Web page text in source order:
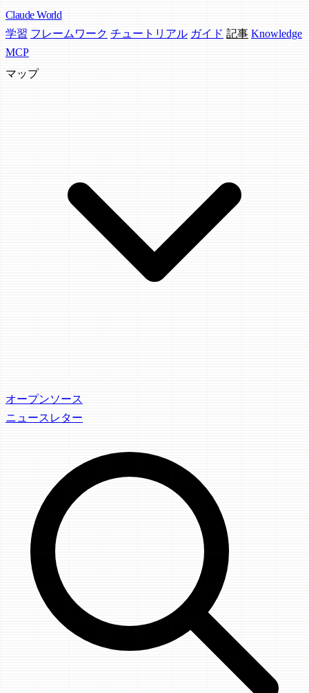
Claude World
学習 フレームワーク チュートリアル ガイド 記事 Knowledge
MCP
マップ
オープンソース
ニュースレター